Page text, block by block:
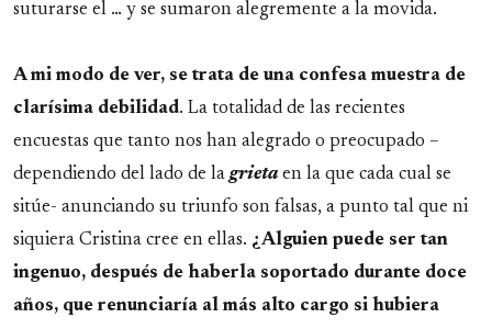
suturarse el … y se sumaron alegremente a la movida.
A mi modo de ver, se trata de una confesa muestra de
clarísima debilidad. La totalidad de las recientes
encuestas que tanto nos han alegrado o preocupado –
dependiendo del lado de lagrieta en la que cada cual se
sitúe- anunciando su triunfo son falsas, a punto tal que ni
siquiera Cristina cree en ellas. ¿Alguien puede ser tan
ingenuo, después de haberla soportado durante doce
años, que renunciaría al más alto cargo si hubiera